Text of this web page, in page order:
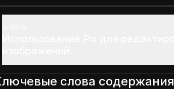
слова содержания